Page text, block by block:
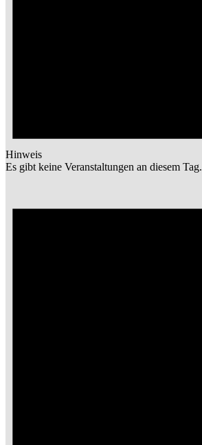
Hinweis
Es gibt keine Veranstaltungen an diesem Tag.